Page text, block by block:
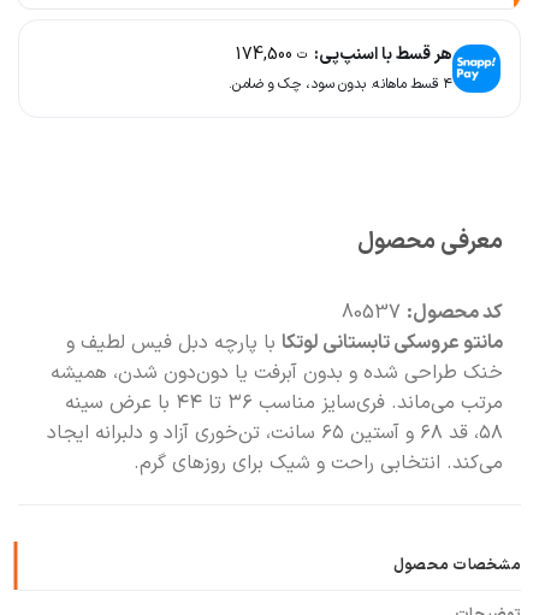
🛍️با خیال راحت خرید کن
هر قسط با اسنپ‌پی: ت174,500
۴ قسط ماهانه. بدون سود، چک و ضامن.
معرفی محصول
کد محصول: 80537
مانتو عروسکی تابستانی لوتکابا پارچه دبل فیس لطیف و
خنک طراحی شده و بدون آبرفت یا دون‌دون شدن، همیشه
مرتب می‌ماند. فری‌سایز مناسب ۳۶ تا ۴۴ با عرض سینه
۵۸، قد ۶۸ و آستین ۶۵ سانت، تن‌خوری آزاد و دلبرانه ایجاد
می‌کند. انتخابی راحت و شیک برای روزهای گرم.
مشخصات محصول